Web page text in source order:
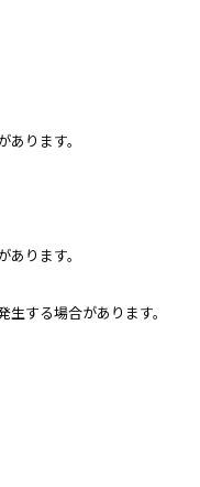
ります。
ります。
する場合があります。